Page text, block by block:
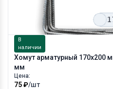
В
наличии
Хомут арматурный 170х200
мм
Цена:
75 ₽/шт